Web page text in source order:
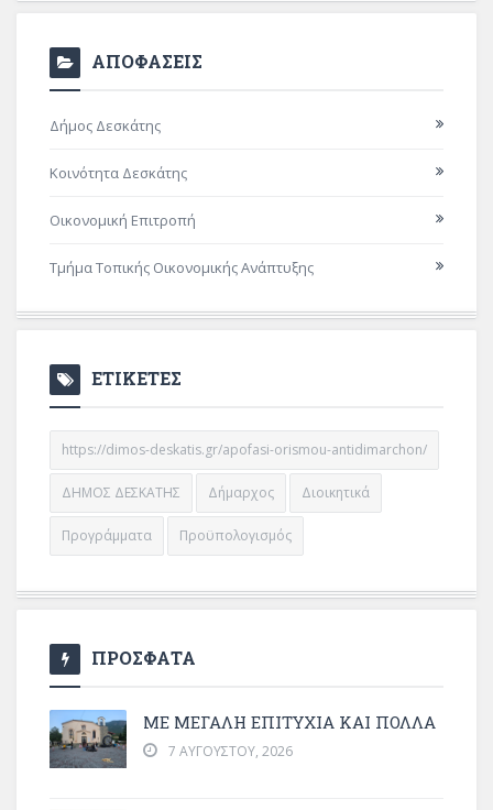
ΑΠΟΦΑΣΕΙΣ
Δήμος Δεσκάτης
Κοινότητα Δεσκάτης
Οικονομική Επιτροπή
Τμήμα Τοπικής Οικονομικής Ανάπτυξης
ΕΤΙΚΕΤΕΣ
https://dimos-deskatis.gr/apofasi-orismou-antidimarchon/
ΔΗΜΟΣ ΔΕΣΚΑΤΗΣ Δήμαρχος Διοικητικά
Προγράμματα Προϋπολογισμός
ΠΡΟΣΦΑΤΑ
ΜΕ ΜΕΓΆΛΗ ΕΠΙΤΥΧΊΑ ΚΑΙ ΠΟΛΛΆ
7 ΑΥΓΟΎΣΤΟΥ, 2026